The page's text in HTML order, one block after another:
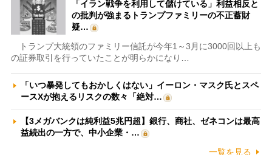
「イラン戦争を利用して儲けている」利益相反と
の批判が強まるトランプファミリーの不正蓄財
疑…
トランプ大統領のファミリー信託が今年1～3月に3000回以上も
の証券取引を行っていたことが明らかになり…
「いつ暴発してもおかしくはない」イーロン・マスク氏とスペ
ースXが抱えるリスクの数々「絶対…
【3メガバンクは純利益5兆円超】銀行、商社、ゼネコンは最高
益続出の一方で、中小企業・…
一覧を見る